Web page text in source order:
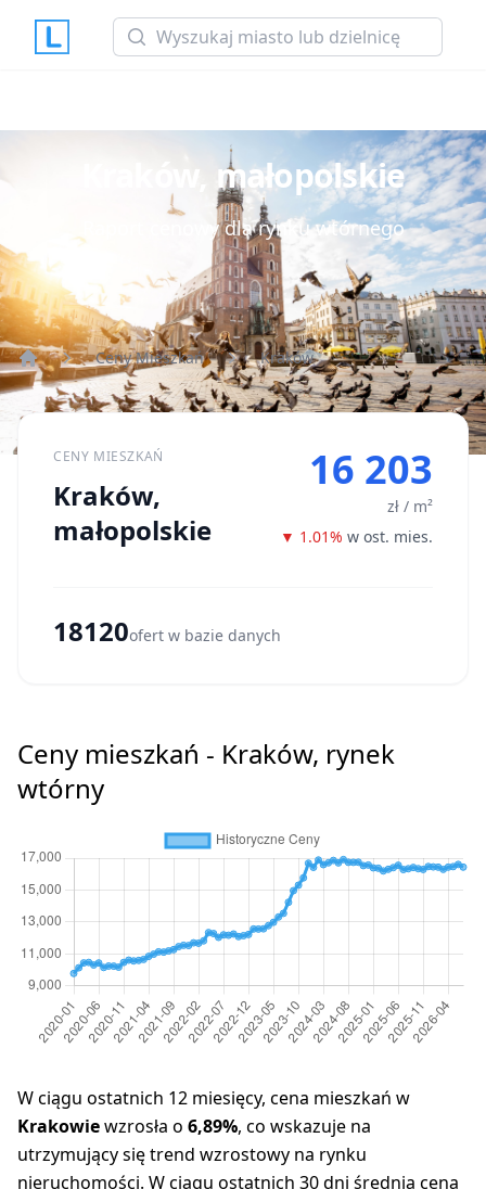
Search
Kraków, małopolskie
Raport cenowy dla rynku wtórnego
Strona główna
Ceny Mieszkań Kraków
CENY MIESZKAŃ
Kraków,
małopolskie
16 203
zł / m²
▼ 1.01% w ost. mies.
18120ofert w bazie danych
Ceny mieszkań - Kraków, rynek
wtórny
W ciągu ostatnich 12 miesięcy, cena mieszkań w
Krakowiewzrosła o 6,89%, co wskazuje na
utrzymujący się trend wzrostowy na rynku
nieruchomości. W ciągu ostatnich 30 dni średnia cena